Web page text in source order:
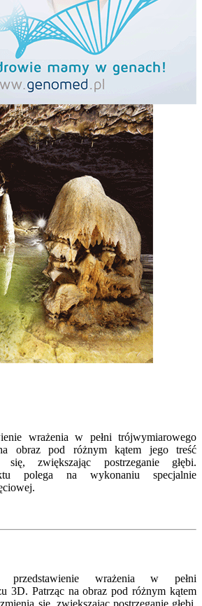
wrażenia w pełni trójwymiarowego
obraz pod różnym kątem jego treść
się, zwiększając postrzeganie głębi.
polega na wykonaniu specjalnie
wrażenia w pełni
3D. Patrząc na obraz pod różnym kątem
się, zwiększając postrzeganie głębi.